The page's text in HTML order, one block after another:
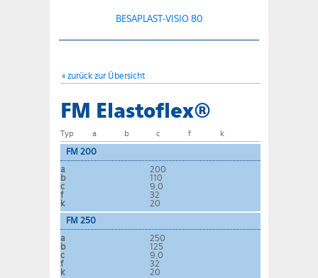
BESAPLAST-VISIO 80
« zurück zur Übersicht
FM Elastoflex®
Typ a b c f k
FM 200
a
200
b
110
c
9,0
f
32
k
20
FM 250
a
250
b
125
c
9,0
f
32
k
20